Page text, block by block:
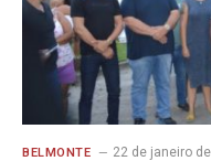
BELMONTE 22 de janeiro